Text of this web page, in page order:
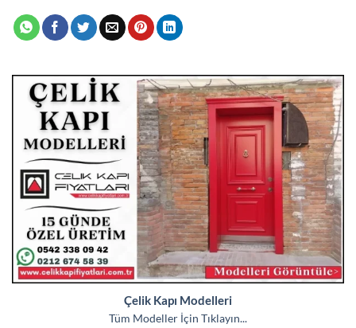
Çelik Kapı Modelleri
Tüm Modeller İçin Tıklayın...